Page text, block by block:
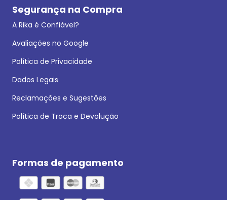
Segurança na Compra
A Rika é Confiável?
Avaliações no Google
Política de Privacidade
Dados Legais
Reclamações e Sugestões
Política de Troca e Devolução
Formas de pagamento